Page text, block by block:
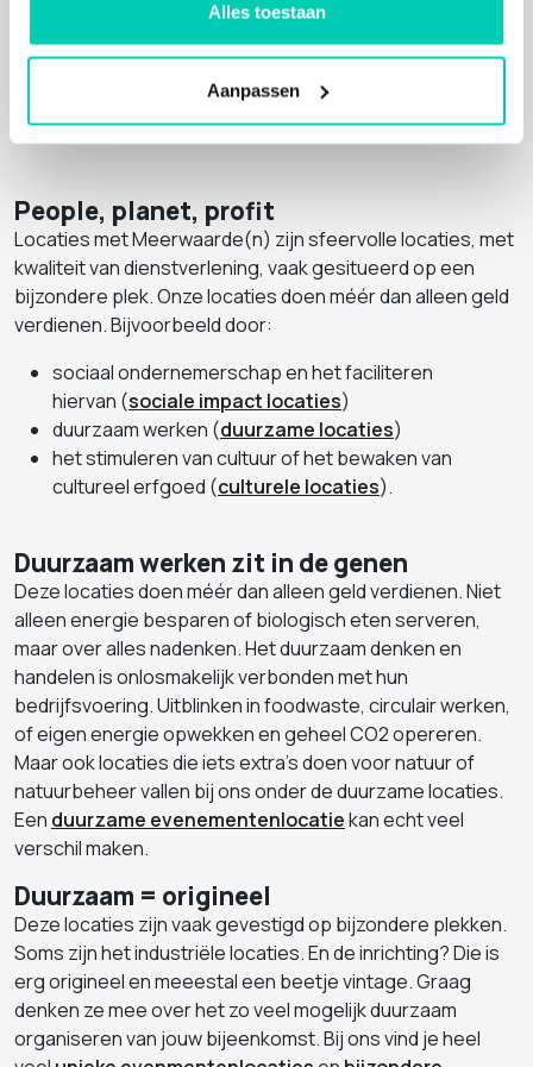
Alles toestaan
Aanpassen
makkelijk kunt vinden en vergelijken. Of je nu een groot of
klein evenement wilt organiseren, je vindt hier altijd een
toplocatie met een meerwaarde voor de mens,
cultuur. Bij het zoeken en boeken steun je ook nog goede
doelen!
People, planet, profit
Locaties met Meerwaarde(n) zijn sfeervolle locaties, met
kwaliteit van dienstverlening, vaak gesitueerd op een
bijzondere plek. Onze locaties doen méér dan alleen geld
verdienen. Bijvoorbeeld door:
sociaal ondernemerschap en het faciliteren
hiervan (sociale impact locaties)
duurzaam werken (duurzame locaties)
het stimuleren van cultuur of het bewaken van
cultureel erfgoed (culturele locaties).
Duurzaam werken zit in de genen
Deze locaties doen méér dan alleen geld verdienen. Niet
alleen energie besparen of biologisch eten serveren,
maar over alles nadenken. Het duurzaam denken en
handelen is onlosmakelijk verbonden met hun
bedrijfsvoering. Uitblinken in foodwaste, circulair werken,
of eigen energie opwekken en geheel CO2 opereren.
Maar ook locaties die iets extra's doen voor natuur of
natuurbeheer vallen bij ons onder de duurzame locaties.
Een duurzame evenementenlocatiekan echt veel
verschil maken.
Duurzaam = origineel
Deze locaties zijn vaak gevestigd op bijzondere plekken.
Soms zijn het industriële locaties. En de inrichting? Die is
erg origineel en meeestal een beetje vintage. Graag
denken ze mee over het zo veel mogelijk duurzaam
organiseren van jouw bijeenkomst. Bij ons vind je heel